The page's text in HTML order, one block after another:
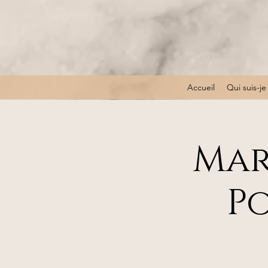
Accueil Qui suis-je